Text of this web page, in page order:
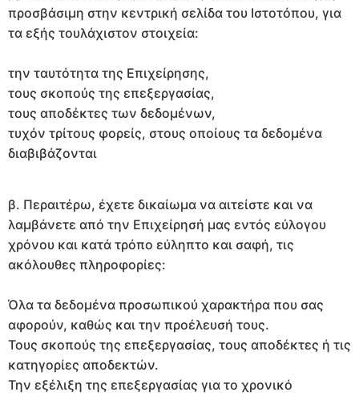
προσβάσιμη στην κεντρική σελίδα του Ιστοτόπου, για
τα εξής τουλάχιστον στοιχεία:
την ταυτότητα της Επιχείρησης,
τους σκοπούς της επεξεργασίας,
τους αποδέκτες των δεδομένων,
τυχόν τρίτους φορείς, στους οποίους τα δεδομένα
διαβιβάζονται
β. Περαιτέρω, έχετε δικαίωμα να αιτείστε και να
λαμβάνετε από την Επιχείρησή μας εντός εύλογου
χρόνου και κατά τρόπο εύληπτο και σαφή, τις
ακόλουθες πληροφορίες:
Όλα τα δεδομένα προσωπικού χαρακτήρα που σας
αφορούν, καθώς και την προέλευσή τους.
Τους σκοπούς της επεξεργασίας, τους αποδέκτες ή τις
κατηγορίες αποδεκτών.
Την εξέλιξη της επεξεργασίας για το χρονικό